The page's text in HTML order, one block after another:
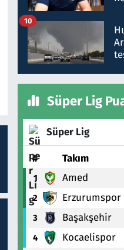
10
Süper Lig
Süper Lig
# Takım
1 Amed
2 Erzurumspor
3 Başakşehir
4 Kocaelispor